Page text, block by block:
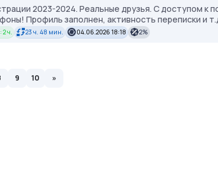
2023-2024. Реальные друзья. С доступом к
Профиль заполнен, активность переписки и
2 ч. 23 ч. 48 мин. 04.06.2026 18:18 2%
9 10 »